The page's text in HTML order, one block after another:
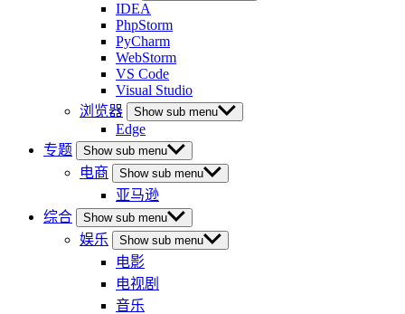
IDEA
PhpStorm
PyCharm
WebStorm
VS Code
Visual Studio
浏览器
Show sub menu
Edge
专题
Show sub menu
电商 Show sub menu
亚马逊
综合
Show sub menu
娱乐 Show sub menu
电影
电视剧
音乐